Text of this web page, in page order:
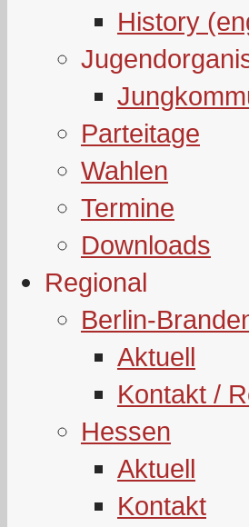
History
Parteitage
Wahlen
Termine
Downloads
Regional
Berlin-
Aktuell
Kontakt /
Hessen
Aktuell
Kontakt